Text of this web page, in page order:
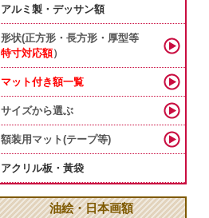
アルミ製・デッサン額
形状(正方形・長方形・厚型等
特寸対応額）
マット付き額一覧
サイズから選ぶ
額装用マット(テープ等)
アクリル板・黃袋
油絵・日本画額